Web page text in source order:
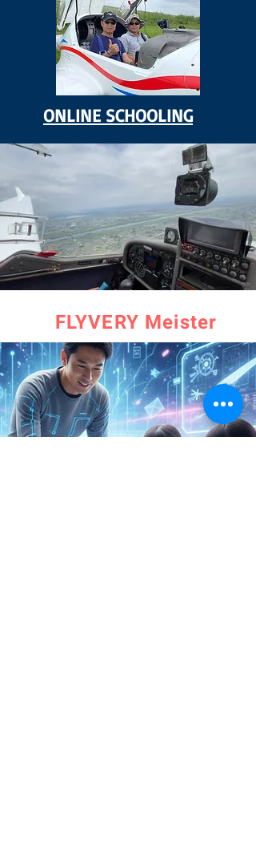
ONLINE​ SCHOOLING
​FLYVERY Meister